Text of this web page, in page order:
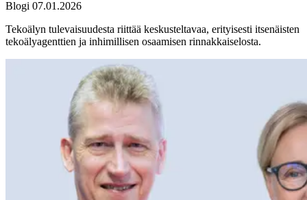
Blogi 07.01.2026
Tekoälyn tulevaisuudesta riittää keskusteltavaa, erityisesti itsenäisten
tekoälyagenttien ja inhimillisen osaamisen rinnakkaiselosta.